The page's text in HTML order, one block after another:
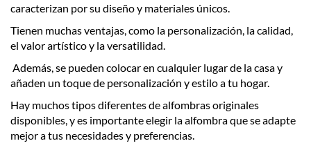
caracterizan por su diseño y materiales únicos.
Tienen muchas ventajas, como la personalización, la calidad,
el valor artístico y la versatilidad.
Además, se pueden colocar en cualquier lugar de la casa y
añaden un toque de personalización y estilo a tu hogar.
Hay muchos tipos diferentes de alfombras originales
disponibles, y es importante elegir la alfombra que se adapte
mejor a tus necesidades y preferencias.